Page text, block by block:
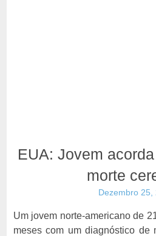
EUA: Jovem
morte
Dezembro 25,
Um jovem norte-americano de
meses com um diagnóstico de